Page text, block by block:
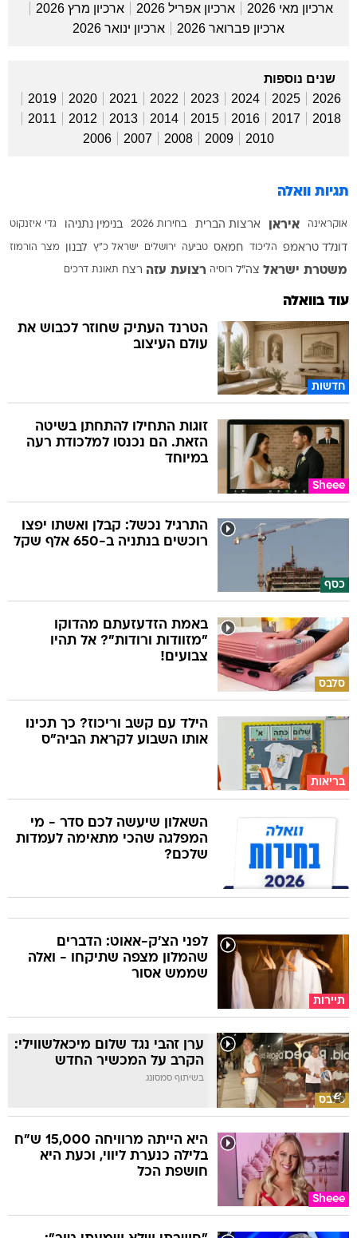
ארכיון מאי 2026
ארכיון אפריל 2026
ארכיון מרץ 2026
ארכיון פברואר 2026
ארכיון ינואר 2026
שנים נוספות
2026
2025
2024
2023
2022
2021
2020
2019
2018
2017
2016
2015
2014
2013
2012
2011
2010
2009
2008
2007
2006
תגיות וואלה
אוקראינה איראן ארצות הברית בחירות 2026 בנימין נתניהו גדי איזנקוט
דונלד טראמפ הליכוד חמאס טביעה ירושלים ישראל כ"ץ לבנון מצר הורמוז
משטרת ישראל צה"ל רוסיה רצועת עזה רצח תאונת דרכים
עוד בוואלה
חדשות
הטרנד העתיק שחוזר לכבוש את
עולם העיצוב
Sheee
זוגות התחילו להתחתן בשיטה
הזאת. הם נכנסו למלכודת רעה
במיוחד
כסף
התרגיל נכשל: קבלן ואשתו יפצו
רוכשים בנתניה ב-650 אלף שקל
סלבס
באמת הזדעזעתם מהדוקו
"מזוודות ורודות"? אל תהיו
צבועים!
בריאות
הילד עם קשב וריכוז? כך תכינו
אותו השבוע לקראת הביה"ס
השאלון שיעשה לכם סדר - מי
המפלגה שהכי מתאימה לעמדות
שלכם?
תיירות
לפני הצ'ק-אאוט: הדברים
שהמלון מצפה שתיקחו - ואלה
שממש אסור
סלבס
ערן זהבי נגד שלום מיכאלשווילי:
הקרב על המכשיר החדש
בשיתוף סמסונג
Sheee
היא הייתה מרוויחה 15,000 ש"ח
בלילה כנערת ליווי, וכעת היא
חושפת הכל